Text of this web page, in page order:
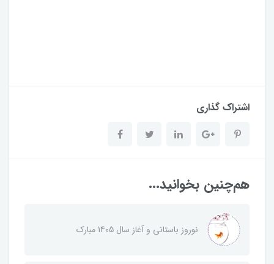
اشتراک گذاری
هم‌چنین بخوانید...
نوروز باستانی و آغاز سال 1405 مبارک